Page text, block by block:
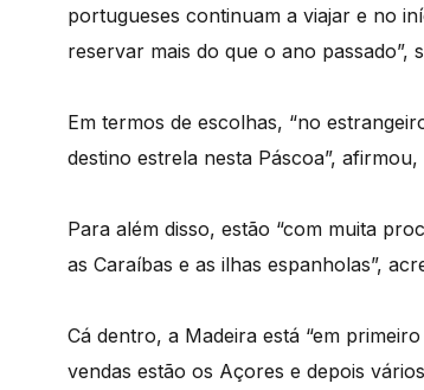
portugueses continuam a viajar e no
reservar mais do que o ano passado”,
Em termos de escolhas, “no
destino estrela nesta Páscoa”,
Para além disso, estão “com muita
as Caraíbas e as ilhas espanholas”,
Cá dentro, a Madeira está “em
vendas estão os Açores e depois